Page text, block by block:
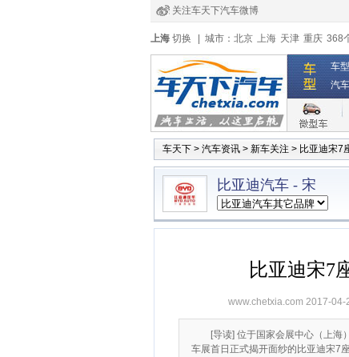
关注车天下汽车微博
经销商登录
注册 全国4s店
上海 切换 城市： 北京 上海 天津 重庆 368
车
汽
车天下 > 汽车资讯 > 新车关注 > 比亚迪宋7
比亚迪汽车 - 宋
比亚迪宋7
www.chetxia.com 2017-04-
[导读] 位于国家会展中心（上
车展首日正式揭开面纱的比亚迪宋7